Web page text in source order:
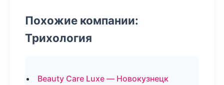
Похожие компании:
Трихология
Beauty Care Luxe — Новокузнецк